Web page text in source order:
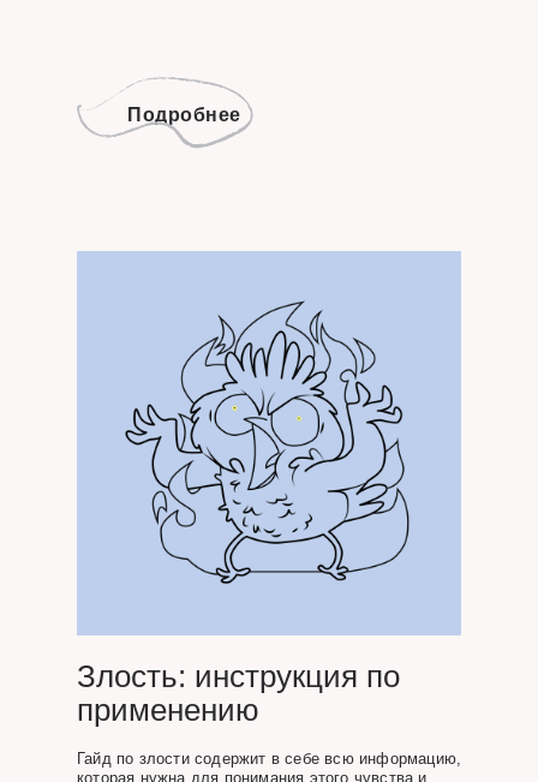
Подробнее
Злость: инструкция по
применению
Гайд по злости содержит в себе всю информацию,
которая нужна для понимания этого чувства и